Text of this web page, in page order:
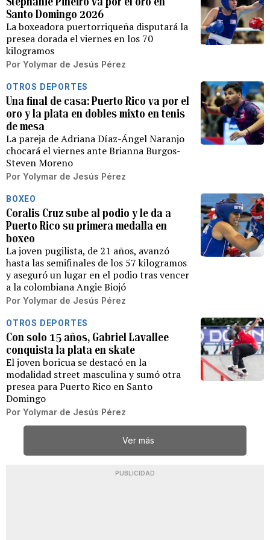
Santo Domingo 2026
La boxeadora puertorriqueña disputará la
presea dorada el viernes en los 70
kilogramos
Por Yolymar de Jesús Pérez
OTROS DEPORTES
Una final de casa: Puerto Rico va por el
oro y la plata en dobles mixto en tenis
de mesa
La pareja de Adriana Díaz-Ángel Naranjo
chocará el viernes ante Brianna Burgos-
Steven Moreno
Por Yolymar de Jesús Pérez
BOXEO
Coralis Cruz sube al podio y le da a
Puerto Rico su primera medalla en
boxeo
La joven pugilista, de 21 años, avanzó
hasta las semifinales de los 57 kilogramos
y aseguró un lugar en el podio tras vencer
a la colombiana Angie Biojó
Por Yolymar de Jesús Pérez
OTROS DEPORTES
Con solo 15 años, Gabriel Lavallee
conquista la plata en skate
El joven boricua se destacó en la
modalidad street masculina y sumó otra
presea para Puerto Rico en Santo
Domingo
Por Yolymar de Jesús Pérez
Ver más
PUBLICIDAD